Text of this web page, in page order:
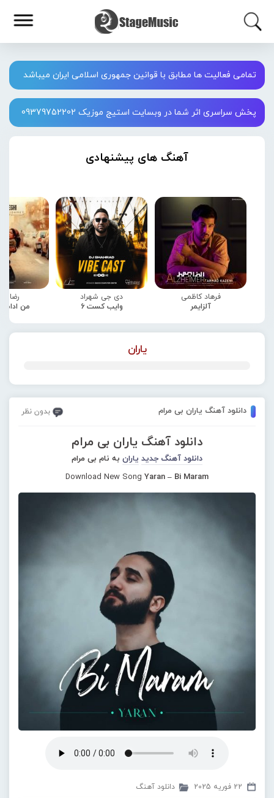
تمامی فعالیت ها مطابق با قوانین جمهوری اسلامی ایران میباشد
پخش سراسری اثر شما در وبسایت استیج موزیک 09379752202
آهنگ های پیشنهادی
فرهاد کاظمی
آلزایمر
دی جی شهراد
وایب کست 6
رضا
من
یاران
دانلود آهنگ یاران بی مرام بدون نظر
دانلود آهنگ یاران بی مرام
دانلود آهنگ جدید یاران به نام بی مرام
Download New Song Yaran – Bi Maram
22 فوریه 2025 دانلود آهنگ